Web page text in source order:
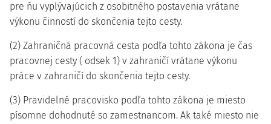
pre ňu vyplývajúcich z osobitného postavenia vrátane
výkonu činností do skončenia tejto cesty.
(2) Zahraničná pracovná cesta podľa tohto zákona je čas
pracovnej cesty ( odsek 1) v zahraničí vrátane výkonu
práce v zahraničí do skončenia tejto cesty.
(3) Pravidelné pracovisko podľa tohto zákona je miesto
písomne dohodnuté so zamestnancom. Ak také miesto nie